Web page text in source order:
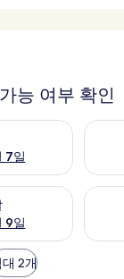
능 여부 확인
7일
확인, 8월 6일 ~
내일
9일
부 확인, 8월 7일
다음
2개